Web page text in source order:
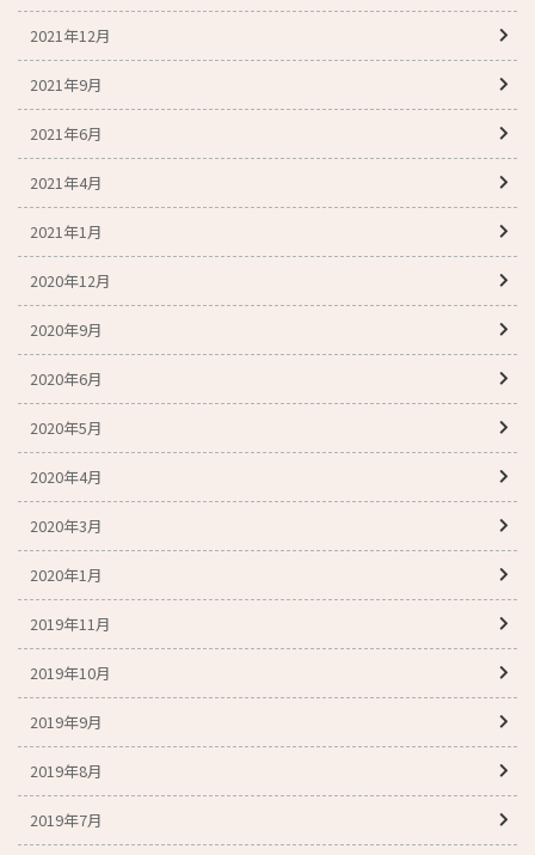
2021年12月
2021年9月
2021年6月
2021年4月
2021年1月
2020年12月
2020年9月
2020年6月
2020年5月
2020年4月
2020年3月
2020年1月
2019年11月
2019年10月
2019年9月
2019年8月
2019年7月